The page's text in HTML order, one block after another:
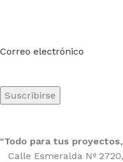
Correo electrónico
"Todo para tus
Calle Esmeralda Nº